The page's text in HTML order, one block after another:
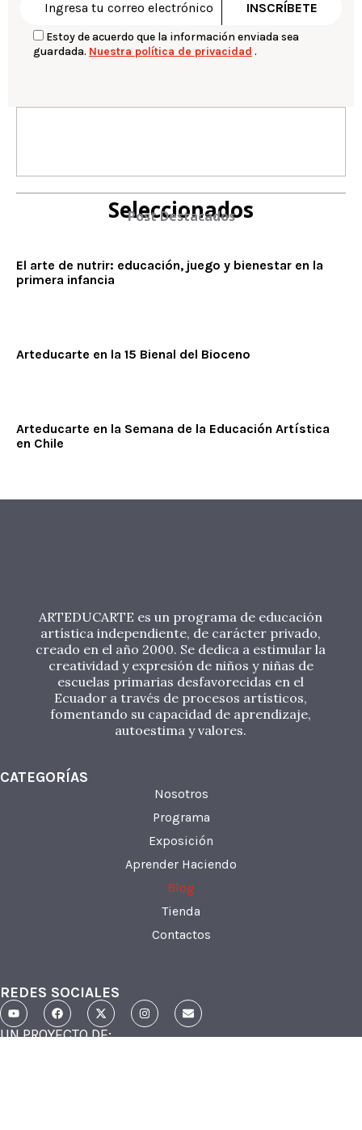
Estoy de acuerdo que la información enviada sea
guardada. Nuestra política de privacidad .
Seleccionados
Post Destacados
El arte de nutrir: educación, juego y bienestar en la
primera infancia
Arteducarte en la 15 Bienal del Bioceno
Arteducarte en la Semana de la Educación Artística
en Chile
ARTEDUCARTE es un programa de educación
artística independiente, de carácter privado,
creado en el año 2000. Se dedica a estimular la
creatividad y expresión de niños y niñas de
escuelas primarias desfavorecidas en el
Ecuador a través de procesos artísticos,
fomentando su capacidad de aprendizaje,
autoestima y valores.
CATEGORÍAS
Nosotros
Programa
Exposición
Aprender Haciendo
Blog
Tienda
Contactos
REDES SOCIALES
UN PROYECTO DE: